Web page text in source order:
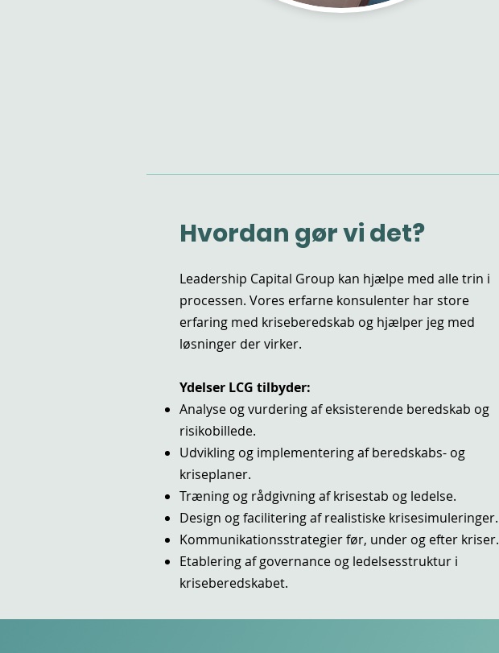
Hvordan gør vi det?
Leadership Capital Group kan hjælpe med alle trin i
processen. Vores erfarne konsulenter har store
erfaring med kriseberedskab og hjælper jeg med
løsninger der virker.
Ydelser LCG tilbyder:
Analyse og vurdering af eksisterende beredskab og
risikobillede.
Udvikling og implementering af beredskabs- og
kriseplaner.
Træning og rådgivning af krisestab og ledelse.
Design og facilitering af realistiske krisesimuleringer.
Kommunikationsstrategier før, under og efter kriser.
Etablering af governance og ledelsesstruktur i
kriseberedskabet.